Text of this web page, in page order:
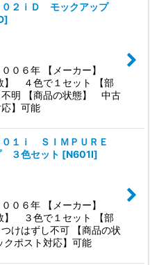
２ｉＤ モックアップ
]
０６年 【メーカー】
】 ４色で１セット 【部
明 【商品の状態】 中古
応】可能
１ｉ ＳＩＭＰＵＲＥ
３色セット [N601I]
０６年 【メーカー】
】 ３色で１セット 【部
はずし不可 【商品の状
ポスト対応】可能